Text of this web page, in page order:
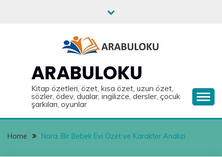
ARABULOKU
Kitap özetleri, özet, kısa özet, uzun özet,
sözler, ödev, dualar, ingilizce, dersler, çocuk
şarkıları, oyunlar
Home Nora, Bir Bebek Evi Özet ve Karakter Analizi